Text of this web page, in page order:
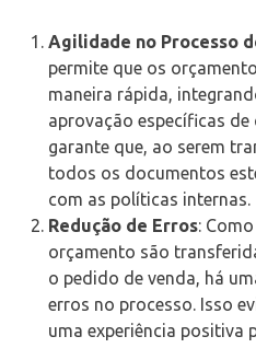
Agilidade no Processo
permite que os
maneira rápida,
aprovação específicas de
garante que, ao serem
todos os documentos
com as políticas internas.
Redução de Erros:
orçamento são
o pedido de venda, há
erros no processo. Isso
uma experiência positiva